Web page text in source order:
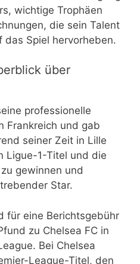
wichtige Trophäen
die sein Talent
das Spiel hervorheben.
über
professionelle
Frankreich und gab
seiner Zeit in Lille
Ligue-1-Titel und die
gewinnen und
Star.
für eine Berichtsgebühr
zu Chelsea FC in
Bei Chelsea
League-Titel, den